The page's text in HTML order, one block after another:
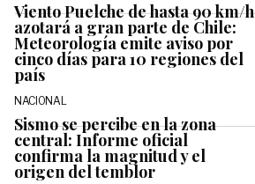
Viento Puelche de hasta 90 km/h
azotará a gran parte de Chile:
Meteorología emite aviso por
cinco días para 10 regiones del
país
NACIONAL
Sismo se percibe en la zona
central: Informe oficial
confirma la magnitud y el
origen del temblor